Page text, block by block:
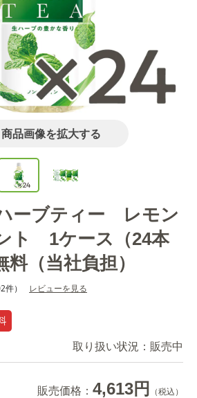
商品画像を拡大する
ーブティー レモン
ト 1ケース（24本
（当社負担）
件） レビューを見る
取り扱い状況： 販売中
販売価格： 4,613円 （税込）